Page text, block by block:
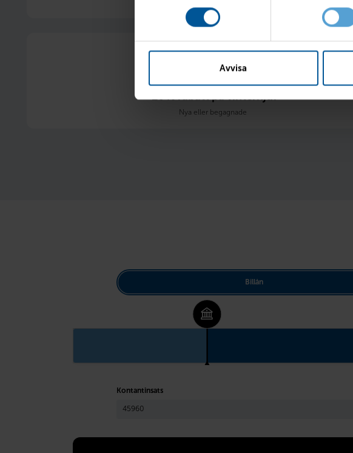
Avvisa
20 % rabatt på vinterhjul
Nya eller begagnade
Billån
Kontantinsats